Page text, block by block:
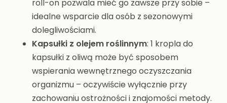
roll-on pozwala mieć go zawsze przy sobie –
idealne wsparcie dla osób z sezonowymi
dolegliwościami.
Kapsułki z olejem roślinnym: 1 kropla do
kapsułki z oliwą może być sposobem
wspierania wewnętrznego oczyszczania
organizmu – oczywiście wyłącznie przy
zachowaniu ostrożności i znajomości metody.